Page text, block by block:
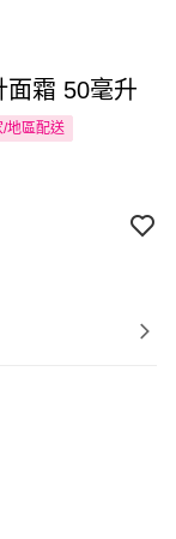
面霜 50毫升
/地區配送